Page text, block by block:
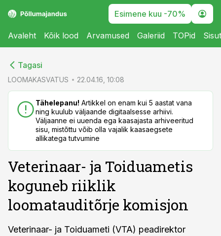
Esimene kuu -70%
Avaleht Kõik lood Arvamused Galeriid TOPid
Tagasi
LOOMAKASVATUS 22.04.16, 10:08
Tähelepanu! Artikkel on enam kui 5 aastat vana
ning kuulub väljaande digitaalsesse arhiivi.
Väljaanne ei uuenda ega kaasajasta arhiveeritud
sisu, mistõttu võib olla vajalik kaasaegsete
allikatega tutvumine
Veterinaar- ja Toiduametis
koguneb riiklik
loomatauditõrje komisjon
Veterinaar- ja Toiduameti (VTA) peadirektor